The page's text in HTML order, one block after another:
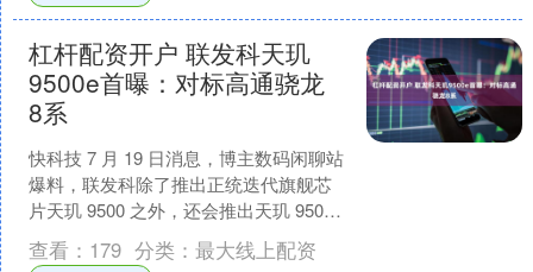
杠杆配资开户 联发科天玑
9500e首曝：对标高通骁龙
8系
快科技 7 月 19 日消息，博主数码闲聊站
爆料，联发科除了推出正统迭代旗舰芯
片天玑 9500 之外，还会推出天玑 9500e
杠杆配资开户，它是天玑 9400+....
查看： 179 分类： 最大线上配资